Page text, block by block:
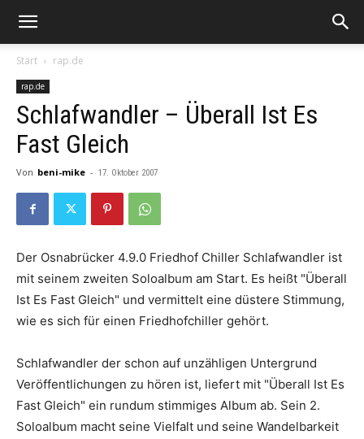
Start rap.de
rap.de
Schlafwandler – Überall Ist Es
Fast Gleich
Von beni-mike - 17. Oktober 2007
Der Osnabrücker 4.9.0 Friedhof Chiller Schlafwandler ist
mit seinem zweiten Soloalbum am Start. Es heißt "Überall
Ist Es Fast Gleich" und vermittelt eine düstere Stimmung,
wie es sich für einen Friedhofchiller gehört.
Schlafwandler der schon auf unzähligen Untergrund
Veröffentlichungen zu hören ist, liefert mit "Überall Ist Es
Fast Gleich" ein rundum stimmiges Album ab. Sein 2.
Soloalbum macht seine Vielfalt und seine Wandelbarkeit